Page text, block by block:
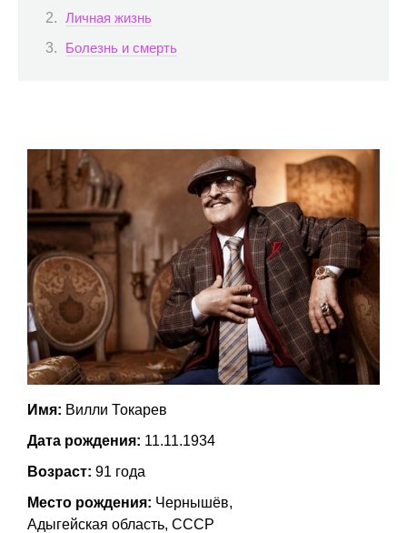
Личная жизнь
Болезнь и смерть
Имя: Вилли Токарев
Дата рождения: 11.11.1934
Возраст: 91 года
Место рождения: Чернышёв,
Адыгейская область, СССР